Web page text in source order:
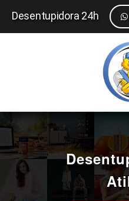
Desentupidora 24h